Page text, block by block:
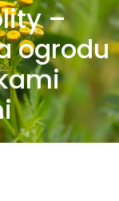
–
ogrodu